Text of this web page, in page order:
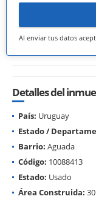
Al enviar tus datos
Detalles del
País: Uruguay
Estado /
Barrio: Aguada
Código: 10088413
Estado: Usado
Área Construida: